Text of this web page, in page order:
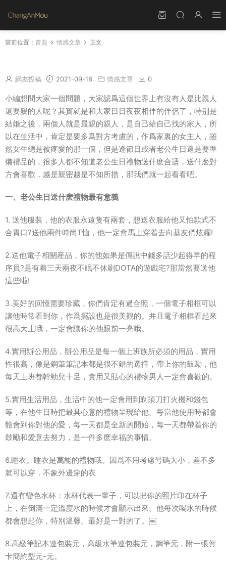
當前位置： 首頁 情感文章 正文
網友投稿 2021-09-18 情感文章 0
小編想問大家一個問題，大家認爲這個世界上有沒有人是比親人
還要親的人呢？其實就是和大家日日夜夜相伴的伴侶了，特别是
結婚之後，兩個人就是最親的親人，是自己給自己找的家人，所
以在生活中，肯定是要多爲對方考慮的，作爲家裏的女主人，雖
然女生總是被疼愛的那一個，但是逢節日或者老公生日還是要準
備禮品的，很多人都不知道老公生日禮物送什麽合适，送什麽對
方會喜歡，越是親密越是不知所措，那我們就一起看看吧。
一、老公生日送什麽禮物最有意義
1. 送他服裝，他的衣服永遠隻有兩套，想送衣服給他又怕款式不
合胃口?送他兩件時尚T恤，他一定會馬上穿着去向基友們炫耀!
2.送他電子相關産品，你的他如果是傳說中錢多話少起得早的程
序員?是有着三天兩夜不眠不休刷DOTA的遊戲宅?那當然要送他
這些啦!
3.美好的回憶需要珍藏，你們肯定有過合照，一個電子相框可以
讓他時常看到你，作爲擺設也是很美觀的。并且電子相框看起來
很高大上哦，一定會讓你的他眼前一亮哦。
4.實用辦公用品，辦公用品是每一個上班族所必須的用品，實用
性很高，像是鋼筆筆記本都是很不錯的選擇，帶上你的鼓勵，他
每天上班都幹勁兒十足，實用又貼心的禮物男人一定會喜歡的。
5.實用生活用品，生活中的他一定會用到剃須刀打火機和錢包
等，在他生日時把最具心意的禮物呈現給他。每當他使用時都會
體會到你對他的愛，每一天都是全新的開始，每一天都帶着你的
鼓勵和愛意去努力，是一件多麽幸福的事情。
6.睡衣。睡衣是萬能的禮物哦。因爲不用考慮号碼大小，差不多
就可以穿，不象外邊穿的衣
7.還有變色水杯：水杯代表一輩子，可以把你的照片印在杯子
上，在倒滿一定溫度水的時候才會顯示出來。他每次喝水的時候
都會想起你，特别溫馨。最好是一對的了。￼
8.高級筆記本連包裝元，高級水筆連包裝元，鋼筆元，附一張賀
卡簡約型元-元。